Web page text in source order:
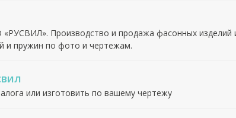
Производство и продажа фасонных изделий
и пружин по фото и чертежам.
или изготовить по вашему чертежу